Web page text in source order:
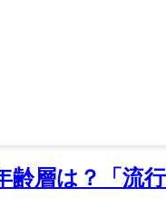
齢層は？「流